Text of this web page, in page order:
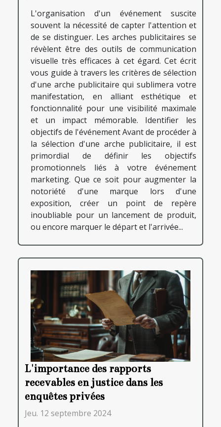
L'organisation d'un événement suscite
souvent la nécessité de capter l'attention et
de se distinguer. Les arches publicitaires se
révèlent être des outils de communication
visuelle très efficaces à cet égard. Cet écrit
vous guide à travers les critères de sélection
d'une arche publicitaire qui sublimera votre
manifestation, en alliant esthétique et
fonctionnalité pour une visibilité maximale
et un impact mémorable. Identifier les
objectifs de l'événement Avant de procéder à
la sélection d'une arche publicitaire, il est
primordial de définir les objectifs
promotionnels liés à votre événement
marketing. Que ce soit pour augmenter la
notoriété d'une marque lors d'une
exposition, créer un point de repère
inoubliable pour un lancement de produit,
ou encore marquer le départ et l'arrivée...
L'importance des rapports
recevables en justice dans les
enquêtes privées
Jeu. 12 septembre 2024